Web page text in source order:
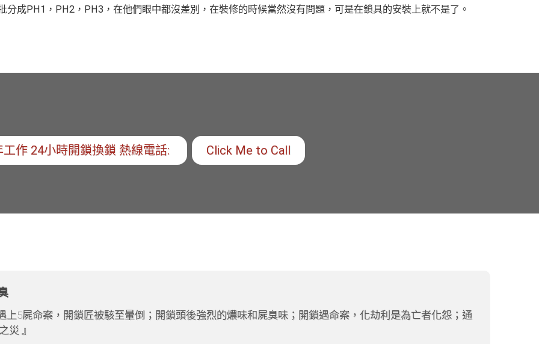
成PH1，PH2，PH3，在他們眼中都沒差別，在裝修的時候當然沒有問題，可是在鎖具的安裝上就不是了。
工作 24小時開鎖換鎖 熱線電話: Click Me to Call
5屍命案，開鎖匠被駭至暈倒；開鎖頭後強烈的燶味和屍臭味；開鎖遇命案，化劫利是為亡者化怨；通
災